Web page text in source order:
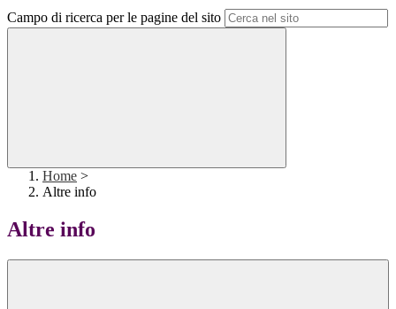
Campo di ricerca per le pagine del sito
Home >
Altre info
Altre info